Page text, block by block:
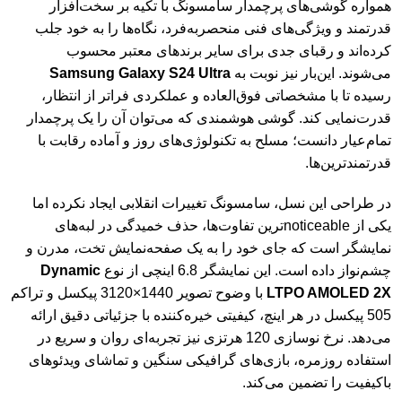
همواره گوشی‌های پرچمدار سامسونگ با تکیه بر سخت‌افزار
قدرتمند و ویژگی‌های فنی منحصربه‌فرد، نگاه‌ها را به خود جلب
کرده‌اند و رقبای جدی برای سایر برندهای معتبر محسوب
می‌شوند. این‌بار نیز نوبت به Samsung Galaxy S24 Ultra
رسیده تا با مشخصاتی فوق‌العاده و عملکردی فراتر از انتظار،
قدرت‌نمایی کند. گوشی هوشمندی که می‌توان آن را یک پرچمدار
تمام‌عیار دانست؛ مسلح به تکنولوژی‌های روز و آماده رقابت با
قدرتمندترین‌ها.
در طراحی این نسل، سامسونگ تغییرات انقلابی ایجاد نکرده اما
یکی از noticeable‌ترین تفاوت‌ها، حذف خمیدگی در لبه‌های
نمایشگر است که جای خود را به یک صفحه‌نمایش تخت، مدرن و
چشم‌نواز داده است. این نمایشگر 6.8 اینچی از نوع
Dynamic
LTPO AMOLED 2X
با وضوح تصویر 1440×3120 پیکسل و تراکم
505 پیکسل در هر اینچ، کیفیتی خیره‌کننده با جزئیاتی دقیق ارائه
می‌دهد. نرخ نوسازی 120 هرتزی نیز تجربه‌ای روان و سریع در
استفاده روزمره، بازی‌های گرافیکی سنگین و تماشای ویدئوهای
باکیفیت را تضمین می‌کند.